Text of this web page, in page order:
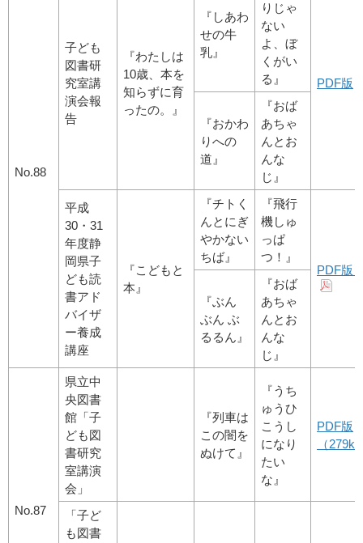
No.88
子ども
図書研
究室講
演会報
告
『わたしは
10歳、本を
知らずに育
ったの。』
『しあわ
せの牛
乳』
りじゃ
ない
よ、ぼ
くがい
る』
PDF版
『おかわ
りへの
道』
『おば
あちゃ
んとお
んな
じ』
平成
30・31
年度静
岡県子
ども読
書アド
バイザ
ー養成
講座
『こどもと
本』
『チトく
んとにぎ
やかない
ちば』
『飛行
機しゅ
っぱ
つ！』
PDF版
『ぶん
ぶん ぶ
るるん』
『おば
あちゃ
んとお
んな
じ』
No.87
県立中
央図書
館「子
ども図
書研究
室講演
会」
『列車は
この闇を
ぬけて』
『うち
ゅうひ
こうし
になり
たい
な』
PDF版
（
「子ど
も図書